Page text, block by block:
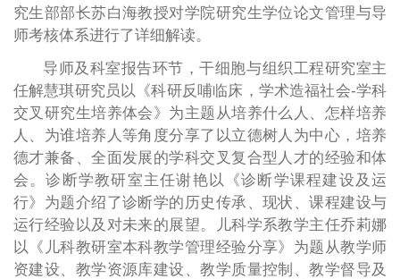
究生部部长苏白海教授对学院研究生学位论文管理与导
师考核体系进行了详细解读。
导师及科室报告环节，干细胞与组织工程研究室主
任解慧琪研究员以《科研反哺临床，学术造福社会-学科
交叉研究生培养体会》为主题从培养什么人、怎样培养
人、为谁培养人等角度分享了以立德树人为中心，培养
德才兼备、全面发展的学科交叉复合型人才的经验和体
会。诊断学教研室主任谢艳以《诊断学课程建设及运
行》为题介绍了诊断学的历史传承、现状、课程建设与
运行经验以及对未来的展望。儿科学系教学主任乔莉娜
以《儿科教研室本科教学管理经验分享》为题从教学师
资建设、教学资源库建设、教学质量控制、教学督导及